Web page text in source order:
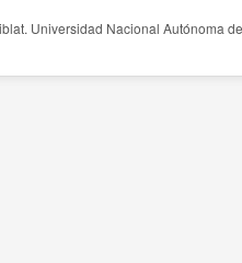
Universidad Nacional Autónoma